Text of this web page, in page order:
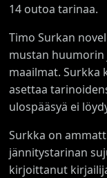
14 outoa tarinaa.
Timo Surkan
mustan
maailmat. Surkka
asettaa
ulospääsyä ei
Surkka on
jännitystarinan
kirjoittanut